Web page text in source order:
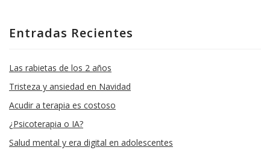
Entradas Recientes
Las rabietas de los 2 años
Tristeza y ansiedad en Navidad
Acudir a terapia es costoso
¿Psicoterapia o IA?
Salud mental y era digital en adolescentes